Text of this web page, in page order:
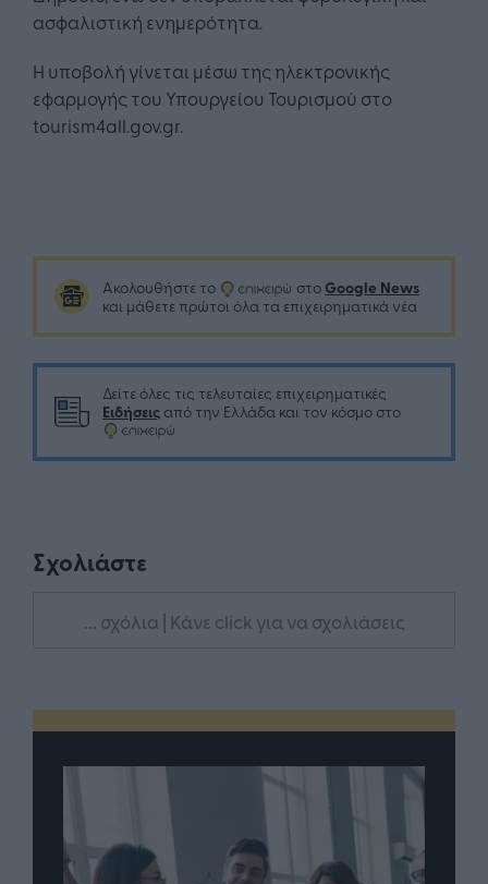
ασφαλιστική ενημερότητα.
Η υποβολή γίνεται μέσω της ηλεκτρονικής
εφαρμογής του Υπουργείου Τουρισμού στο
tourism4all.gov.gr.
Ακολουθήστε το στο Google News
και μάθετε πρώτοι όλα τα επιχειρηματικά νέα
Δείτε όλες τις τελευταίες επιχειρηματικές
Ειδήσεις από την Ελλάδα και τον κόσμο στο
Σχολιάστε
... σχόλια | Κάνε click για να σχολιάσεις